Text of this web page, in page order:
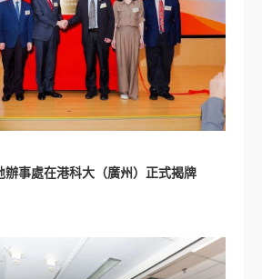
事處在港科大（廣州）正式揭牌